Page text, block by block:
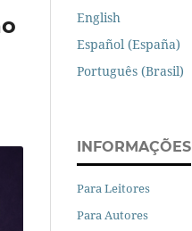
English
Español (España)
Português (Brasil)
INFORMAÇÕES
Para Leitores
Para Autores